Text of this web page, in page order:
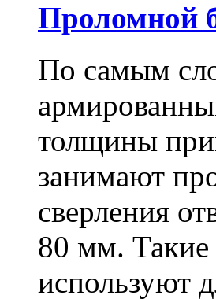
Проломной
По самым
толщины
занимают
сверления
80 мм. Такие
используют